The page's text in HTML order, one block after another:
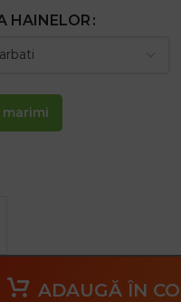
HAINELOR
marimi
ADAUGĂ ÎN